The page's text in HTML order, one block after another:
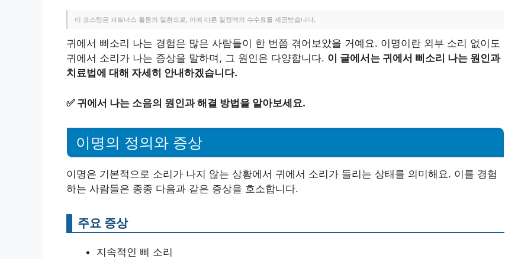
이 포스팅은 파트너스 활동의 일환으로, 이에 따른 일정액의 수수료를 제공받습니다.
귀에서 삐소리 나는 경험은 많은 사람들이 한 번쯤 겪어보았을 거예요. 이명이란 외부 소리 없이도
귀에서 소리가 나는 증상을 말하며, 그 원인은 다양합니다. 이 글에서는 귀에서 삐소리 나는 원인과
치료법에 대해 자세히 안내하겠습니다.
✅ 귀에서 나는 소음의 원인과 해결 방법을 알아보세요.
이명의 정의와 증상
이명은 기본적으로 소리가 나지 않는 상황에서 귀에서 소리가 들리는 상태를 의미해요. 이를 경험
하는 사람들은 종종 다음과 같은 증상을 호소합니다.
주요 증상
지속적인 삐 소리